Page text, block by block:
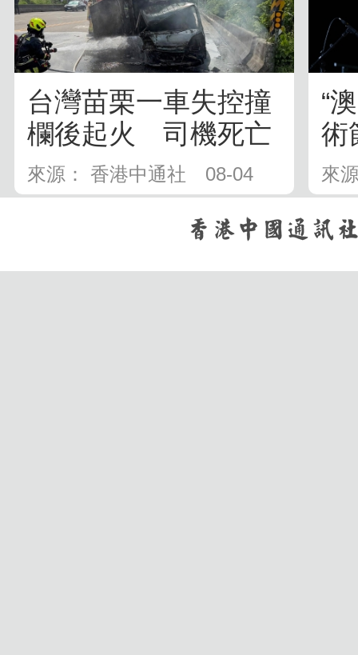
台灣苗栗一車失控撞
欄後起火 司機死亡
來源： 香港中通社 08-04
“
術
平
來